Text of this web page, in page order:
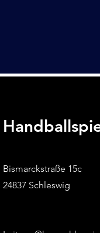
Bismarckstraße 15c
24837 Schleswig